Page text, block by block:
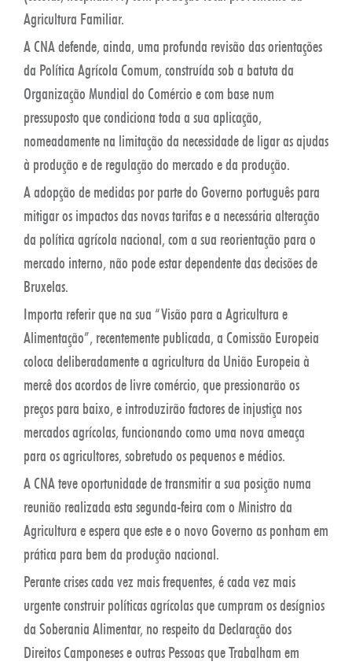
Agricultura Familiar.
A CNA defende, ainda, uma profunda revisão das orientações
da Política Agrícola Comum, construída sob a batuta da
Organização Mundial do Comércio e com base num
pressuposto que condiciona toda a sua aplicação,
nomeadamente na limitação da necessidade de ligar as ajudas
à produção e de regulação do mercado e da produção.
A adopção de medidas por parte do Governo português para
mitigar os impactos das novas tarifas e a necessária alteração
da política agrícola nacional, com a sua reorientação para o
mercado interno, não pode estar dependente das decisões de
Bruxelas.
Importa referir que na sua “Visão para a Agricultura e
Alimentação”, recentemente publicada, a Comissão Europeia
coloca deliberadamente a agricultura da União Europeia à
mercê dos acordos de livre comércio, que pressionarão os
preços para baixo, e introduzirão factores de injustiça nos
mercados agrícolas, funcionando como uma nova ameaça
para os agricultores, sobretudo os pequenos e médios.
A CNA teve oportunidade de transmitir a sua posição numa
reunião realizada esta segunda-feira com o Ministro da
Agricultura e espera que este e o novo Governo as ponham em
prática para bem da produção nacional.
Perante crises cada vez mais frequentes, é cada vez mais
urgente construir políticas agrícolas que cumpram os desígnios
da Soberania Alimentar, no respeito da Declaração dos
Direitos Camponeses e outras Pessoas que Trabalham em